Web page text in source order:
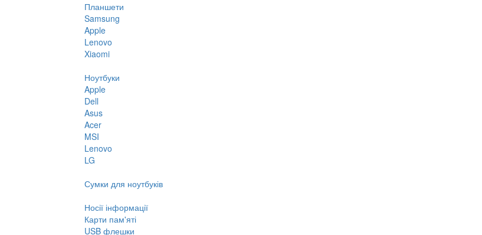
Планшети
Samsung
Apple
Lenovo
Xiaomi
Ноутбуки
Apple
Dell
Asus
Acer
MSI
Lenovo
LG
Сумки для ноутбуків
Носії інформації
Карти пам'яті
USB флешки